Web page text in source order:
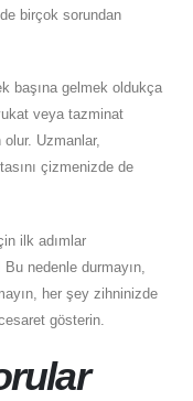
birçok sorundan
başına gelmek oldukça
veya tazminat
olur. Uzmanlar,
çizmenizde de
ilk adımlar
Bu nedenle durmayın,
her şey zihninizde
gösterin.